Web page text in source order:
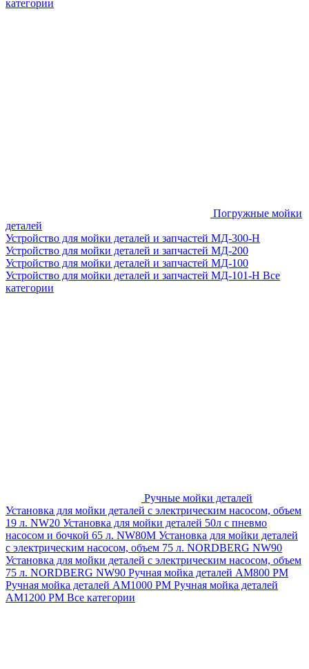
категории
Погружные мойки
деталей
Устройство для мойки деталей и запчастей МД-300-H
Устройство для мойки деталей и запчастей МД-200
Устройство для мойки деталей и запчастей МД-100
Устройство для мойки деталей и запчастей МД-101-Н Все
категории
Ручные мойки деталей
Установка для мойки деталей с электрическим насосом, объем
19 л. NW20 Установка для мойки деталей 50л с пневмо
насосом и бочкой 65 л. NW80M Установка для мойки деталей
с электрическим насосом, объем 75 л. NORDBERG NW90
Установка для мойки деталей с электрическим насосом, объем
75 л. NORDBERG NW90 Ручная мойка деталей АМ800 РМ
Ручная мойка деталей АМ1000 РМ Ручная мойка деталей
АМ1200 РМ Все категории